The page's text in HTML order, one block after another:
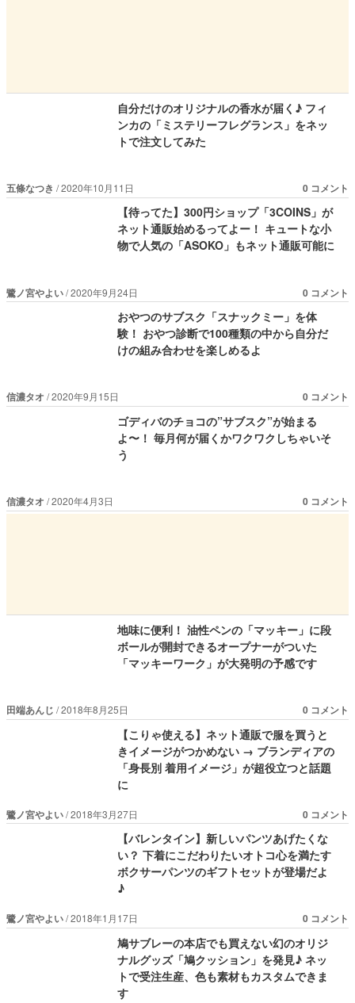
自分だけのオリジナルの香水が届く♪ フィ
ンカの「ミステリーフレグランス」をネッ
トで注文してみた
五條なつき 2020年10月11日 0 コメント
【待ってた】300円ショップ「3COINS」が
ネット通販始めるってよー！ キュートな小
物で人気の「ASOKO」もネット通販可能に
鷺ノ宮やよい 2020年9月24日 0 コメント
おやつのサブスク「スナックミー」を体
験！ おやつ診断で100種類の中から自分だ
けの組み合わせを楽しめるよ
信濃タオ 2020年9月15日 0 コメント
ゴディバのチョコの”サブスク”が始まる
よ〜！ 毎月何が届くかワクワクしちゃいそ
う
信濃タオ 2020年4月3日 0 コメント
地味に便利！ 油性ペンの「マッキー」に段
ボールが開封できるオープナーがついた
「マッキーワーク」が大発明の予感です
田端あんじ 2018年8月25日 0 コメント
【こりゃ使える】ネット通販で服を買うと
きイメージがつかめない → ブランディアの
「身長別 着用イメージ」が超役立つと話題
に
鷺ノ宮やよい 2018年3月27日 0 コメント
【バレンタイン】新しいパンツあげたくな
い？ 下着にこだわりたいオトコ心を満たす
ボクサーパンツのギフトセットが登場だよ
♪
鷺ノ宮やよい 2018年1月17日 0 コメント
鳩サブレーの本店でも買えない幻のオリジ
ナルグッズ「鳩クッション」を発見♪ ネッ
トで受注生産、色も素材もカスタムできま
す